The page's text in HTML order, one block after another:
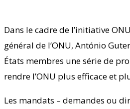
Dans le cadre de l’initiative
général de l’ONU, António
États membres une série de
rendre l’ONU plus efficace et
Les mandats – demandes ou